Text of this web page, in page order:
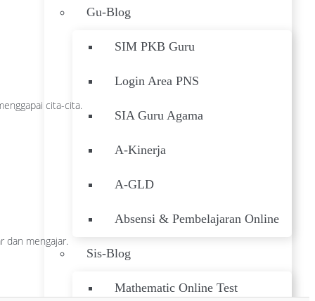
Gu-Blog
SIM PKB Guru
Login Area PNS
SIA Guru Agama
A-Kinerja
A-GLD
Absensi & Pembelajaran Online
Sis-Blog
Mathematic Online Test
cita-cita.
dan mengajar.